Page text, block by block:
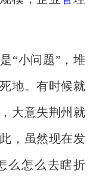
“小问题”，堆
地。有时候就
大意失荆州就
，虽然现在发
么怎么去瞎折